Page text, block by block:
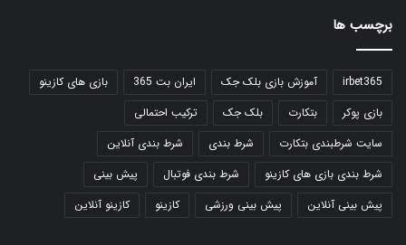
برچسب ها
irbet365 آموزش بازی بلک جک ایران بت 365
بازی های کازینو
بازی پوکر
بتکارت بلک جک
ترکیب احتمالی
سایت شرطبندی بتکارت
شرط بندی
شرط بندی آنلاین
شرط بندی بازی های کازینو
شرط بندی فوتبال
پیش بینی
پیش بینی آنلاین
پیش بینی ورزشی کازینو کازینو آنلاین